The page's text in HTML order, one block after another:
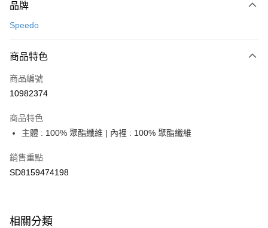
信用卡一次付款
Apple Pay
悠遊付
7-11取貨(快速到店)
品牌
Speedo
商品特色
商品編號
10982374
商品特色
主體 : 100% 聚酯纖維 | 內裡 : 100% 聚酯纖維
銷售重點
SD8159474198
相關分類